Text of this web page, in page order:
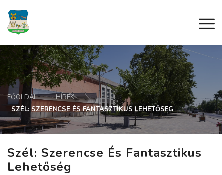
FŐOLDAL
HÍREK
SZÉL: SZERENCSE ÉS FANTASZTIKUS LEHETŐSÉG
Szél: Szerencse És Fantasztikus
Lehetőség